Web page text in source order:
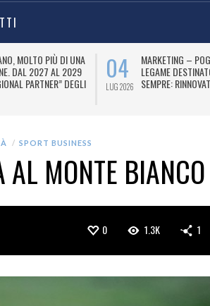
MOLTO PIÙ DI UNA
DAL 2027 AL 2029
PARTNER” DEGLI
04
LUG 2026
MARKETING –
LEGAME
SEMPRE:
SPORT BUSINESS
MONTE BIANCO
0 1.3K 1